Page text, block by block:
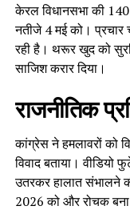
केरल विधानसभा की
नतीजे 4 मई को। प्रचार
रही है। थरूर खुद को
साजिश करार दिया।
राजनीतिक
कांग्रेस ने हमलावरों को
विवाद बताया।
उतरकर हालात संभालने
2026 को और रोचक बना